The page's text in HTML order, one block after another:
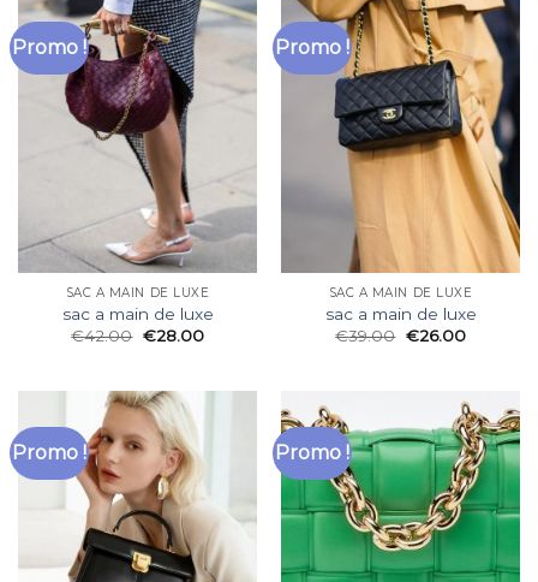
Promo !
SAC A MAIN DE LUXE
sac a main de luxe
€42.00 €28.00
Promo !
SAC A MAIN DE LUXE
sac a main de luxe
€39.00 €26.00
Promo ! Promo !